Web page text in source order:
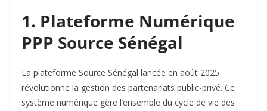
1. Plateforme Numérique
PPP Source Sénégal
La plateforme Source Sénégal lancée en août 2025
révolutionne la gestion des partenariats public-privé. Ce
système numérique gère l’ensemble du cycle de vie des